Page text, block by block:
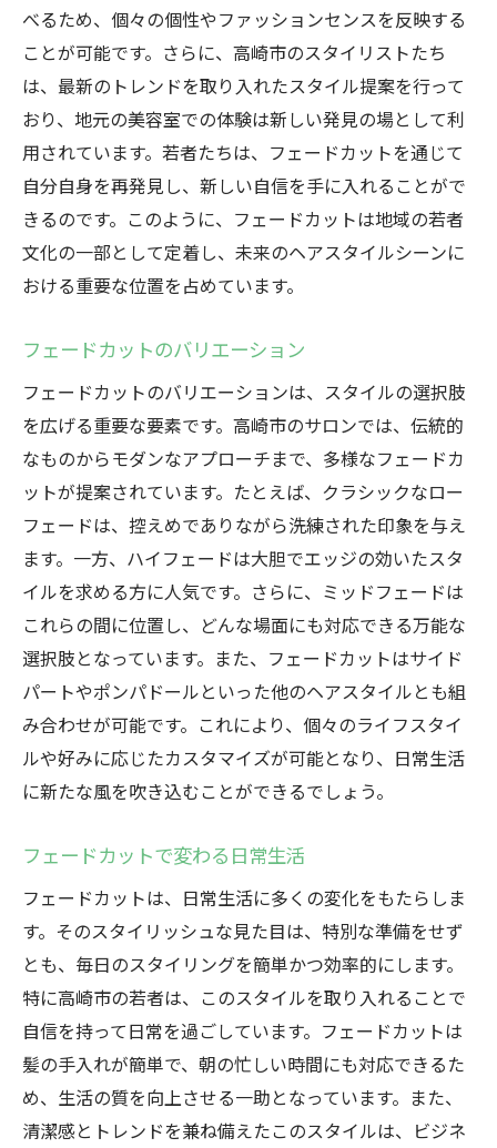
若者の支持を得る理由
フェードカットがもたらす自己表現
高崎市の若者文化とフェードカット
流行の背景にある社会的要因
若者が求めるスタイルの変化
フェードカットが生むコミュニケーション
フェードカットで得られる清潔感とスタイリッ
シュな印象の秘密
清潔感を保つためのポイント
スタイリッシュさを引き出すコツ
フェードカットによる印象の変化
日々のケアと維持方法
スタイルの持続性と実用性
べるため、個々の個性やファッションセンスを反映する
ことが可能です。さらに、高崎市のスタイリストたち
は、最新のトレンドを取り入れたスタイル提案を行って
おり、地元の美容室での体験は新しい発見の場として利
用されています。若者たちは、フェードカットを通じて
自分自身を再発見し、新しい自信を手に入れることがで
きるのです。このように、フェードカットは地域の若者
文化の一部として定着し、未来のヘアスタイルシーンに
おける重要な位置を占めています。
フェードカットのバリエーション
フェードカットのバリエーションは、スタイルの選択肢
を広げる重要な要素です。高崎市のサロンでは、伝統的
なものからモダンなアプローチまで、多様なフェードカ
ットが提案されています。たとえば、クラシックなロー
フェードは、控えめでありながら洗練された印象を与え
ます。一方、ハイフェードは大胆でエッジの効いたスタ
イルを求める方に人気です。さらに、ミッドフェードは
これらの間に位置し、どんな場面にも対応できる万能な
選択肢となっています。また、フェードカットはサイド
パートやポンパドールといった他のヘアスタイルとも組
み合わせが可能です。これにより、個々のライフスタイ
ルや好みに応じたカスタマイズが可能となり、日常生活
に新たな風を吹き込むことができるでしょう。
フェードカットで変わる日常生活
フェードカットは、日常生活に多くの変化をもたらしま
す。そのスタイリッシュな見た目は、特別な準備をせず
とも、毎日のスタイリングを簡単かつ効率的にします。
特に高崎市の若者は、このスタイルを取り入れることで
自信を持って日常を過ごしています。フェードカットは
髪の手入れが簡単で、朝の忙しい時間にも対応できるた
め、生活の質を向上させる一助となっています。また、
清潔感とトレンドを兼ね備えたこのスタイルは、ビジネ